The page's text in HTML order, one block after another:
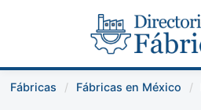
Fábricas Fábricas en México